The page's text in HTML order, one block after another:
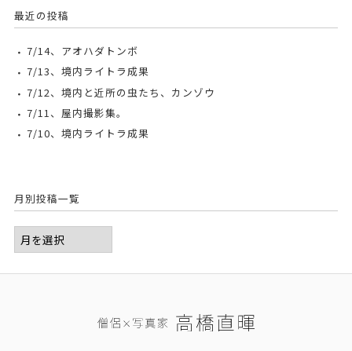
最近の投稿
7/14、アオハダトンボ
7/13、境内ライトラ成果
7/12、境内と近所の虫たち、カンゾウ
7/11、屋内撮影集。
7/10、境内ライトラ成果
月別投稿一覧